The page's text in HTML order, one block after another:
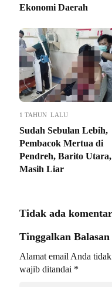
Ekonomi Daerah
1 TAHUN LALU
Sudah Sebulan Lebih,
Pembacok Mertua di
Pendreh, Barito Utara,
Masih Liar
Tidak ada komentar
Tinggalkan Balasan
Alamat email Anda
wajib ditandai *